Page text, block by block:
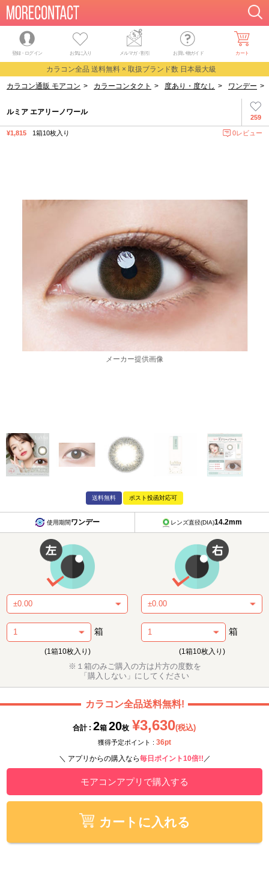
登録・ログイン お気に入り メルマガ・割引 お買い物ガイド カート
カラコン全品 送料無料 × 取扱ブランド数 日本最大級
カラコン通販 モアコン > カラーコンタクト > 度あり・度なし > ワンデー >
259
ルミア エアリーノワール
¥1,815 1箱10枚入り 0レビュー
メーカー提供画像
送料無料 ポスト投函対応可
使用期間ワンデー レンズ直径(DIA)14.2mm
箱
(1箱10枚入り)
箱
(1箱10枚入り)
※１箱のみご購入の方は片方の度数を
「購入しない」にしてください
カラコン全品送料無料!
合計 : 2箱 20枚 ¥3,630(税込)
獲得予定ポイント : 36pt
＼ アプリからの購入なら毎日ポイント10倍!! ／
モアコンアプリで購入する
カートに入れる